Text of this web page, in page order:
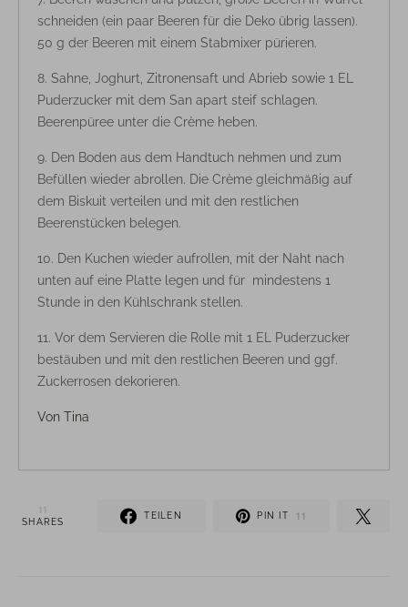
schneiden (ein paar Beeren für die Deko übrig lassen).
50 g der Beeren mit einem Stabmixer pürieren.
Sahne, Joghurt, Zitronensaft und Abrieb sowie 1 EL
Puderzucker mit dem San apart steif schlagen.
Beerenpüree unter die Crème heben.
Den Boden aus dem Handtuch nehmen und zum
Befüllen wieder abrollen. Die Crème gleichmäßig auf
dem Biskuit verteilen und mit den restlichen
Beerenstücken belegen.
Den Kuchen wieder aufrollen, mit der Naht nach
unten auf eine Platte legen und für mindestens 1
Stunde in den Kühlschrank stellen.
Vor dem Servieren die Rolle mit 1 EL Puderzucker
bestäuben und mit den restlichen Beeren und ggf.
Zuckerrosen dekorieren.
Von Tina
11
SHARES
TEILEN PIN IT 11